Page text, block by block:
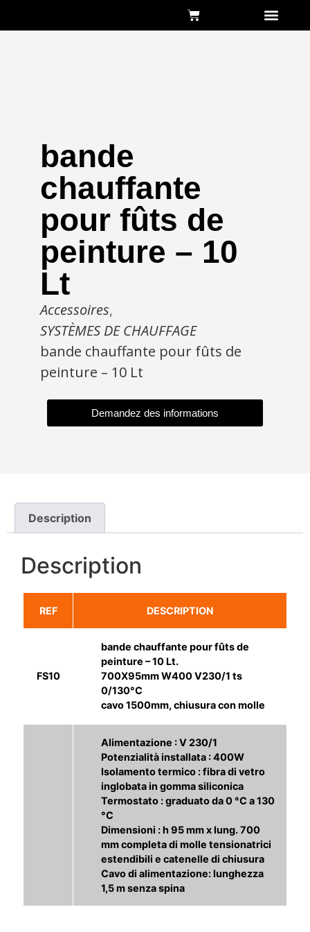
bande
chauffante
pour fûts de
peinture – 10
Lt
Accessoires,
SYSTÈMES DE CHAUFFAGE
bande chauffante pour fûts de
peinture – 10 Lt
Demandez des informations
Description
Description
REF DESCRIPTION
FS10
bande chauffante pour fûts de
peinture – 10 Lt.
700X95mm W400 V230/1 ts
0/130°C
cavo 1500mm, chiusura con molle
Alimentazione : V 230/1
Potenzialità installata : 400W
Isolamento termico : fibra di vetro
inglobata in gomma siliconica
Termostato : graduato da 0 °C a 130
°C
Dimensioni : h 95 mm x lung. 700
mm completa di molle tensionatrici
estendibili e catenelle di chiusura
Cavo di alimentazione: lunghezza
1,5 m senza spina